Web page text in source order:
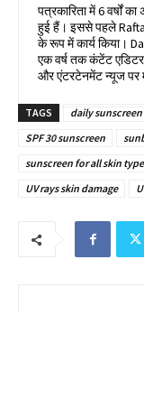
पत्रकारिता में 6 वर्षों
हुई हैं। इससे पहले
के रूप में कार्य किया।
एक वर्ष तक कंटेंट
और एंटरटेनमेंट न्यूज
TAGS daily sunscreen
SPF 30 sunscreen
sunscreen for all skin
UV rays skin damage